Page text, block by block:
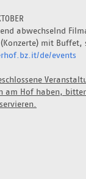
abwechselnd
de/events
am Hof haben,